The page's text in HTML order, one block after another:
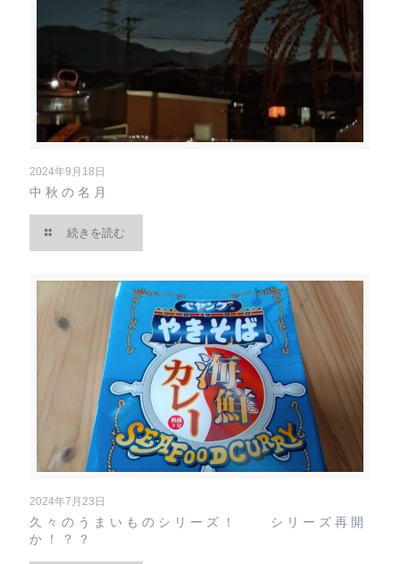
2024年9月18日
中秋の名月
続きを読む
2024年7月23日
久々のうまいものシリーズ！ シリーズ再開
か！？？